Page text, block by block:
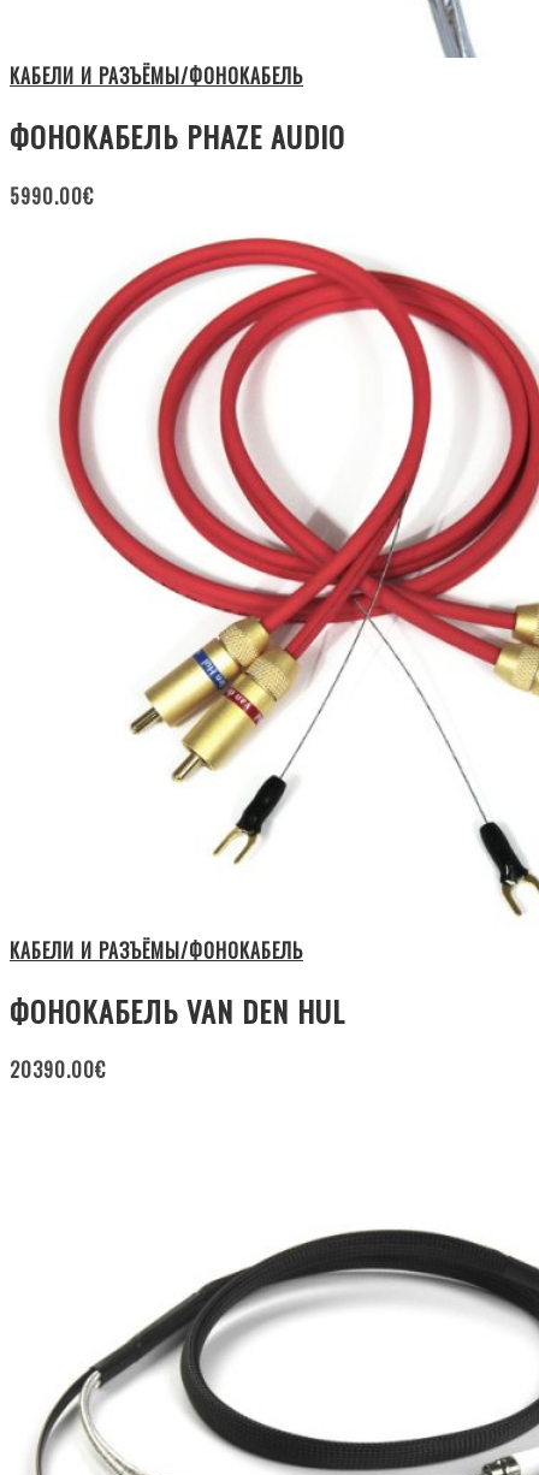
КАБЕЛИ И РАЗЪЁМЫ/ФОНОКАБЕЛЬ
ФОНОКАБЕЛЬ PHAZE AUDIO
5990.00€
КАБЕЛИ И РАЗЪЁМЫ/ФОНОКАБЕЛЬ
ФОНОКАБЕЛЬ VAN DEN HUL
20390.00€